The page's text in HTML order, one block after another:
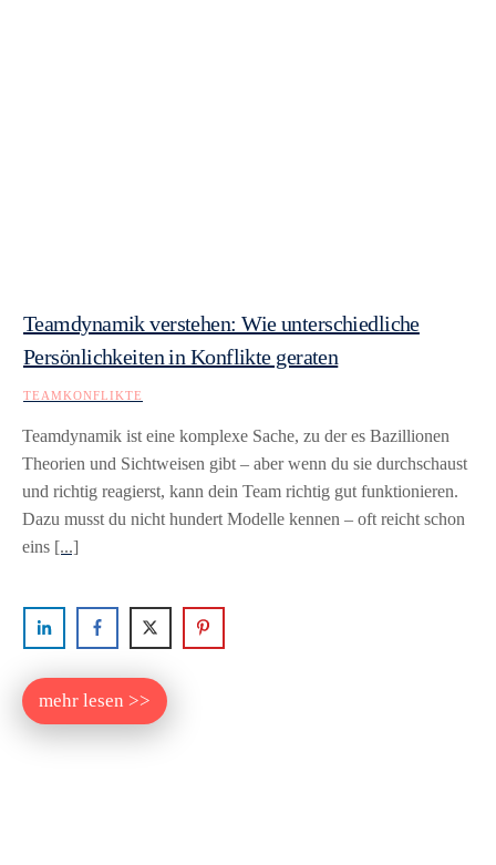
Teamdynamik verstehen: Wie unterschiedliche
Persönlichkeiten in Konflikte geraten
TEAMKONFLIKTE
Teamdynamik ist eine komplexe Sache, zu der es Bazillionen
Theorien und Sichtweisen gibt – aber wenn du sie durchschaust
und richtig reagierst, kann dein Team richtig gut funktionieren.
Dazu musst du nicht hundert Modelle kennen – oft reicht schon
eins [...]
mehr lesen >>